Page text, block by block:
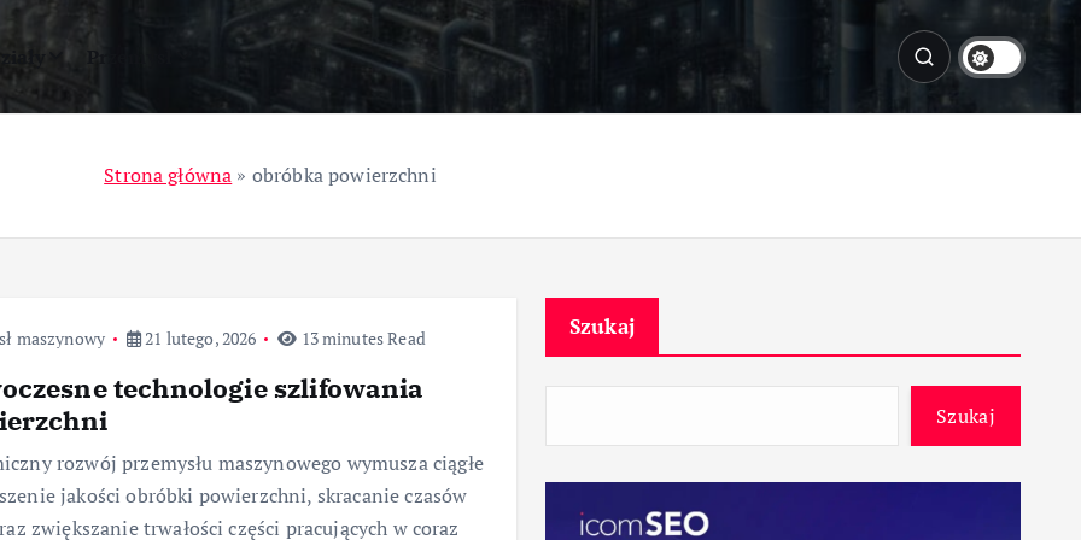
Przemysł
Strona główna » obróbka powierzchni
maszynowy 21 lutego, 2026 13 minutes Read
technologie szlifowania
rozwój przemysłu maszynowego wymusza ciągłe
jakości obróbki powierzchni, skracanie czasów
zwiększanie trwałości części pracujących w coraz
Szukaj
Szukaj